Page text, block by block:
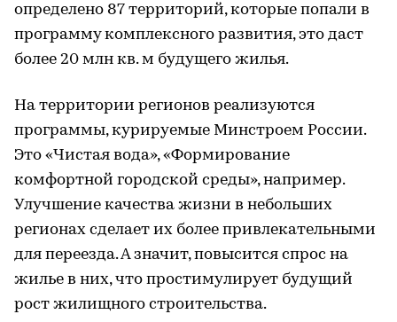
определено 87 территорий, которые попали в
программу комплексного развития, это даст
более 20 млн кв. м будущего жилья.
На территории регионов реализуются
программы, курируемые Минстроем России.
Это «Чистая вода», «Формирование
комфортной городской среды», например.
Улучшение качества жизни в небольших
регионах сделает их более привлекательными
для переезда. А значит, повысится спрос на
жилье в них, что простимулирует будущий
рост жилищного строительства.